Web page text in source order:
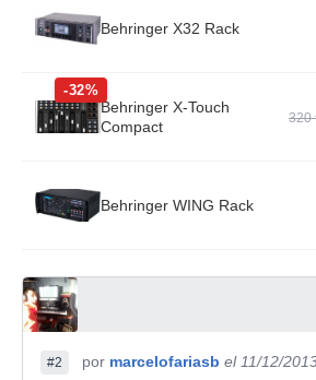
Behringer X32 Rack
-32%
Behringer X-Touch
Compact
320
Behringer WING Rack
#2 por marcelofariasb el 11/12/